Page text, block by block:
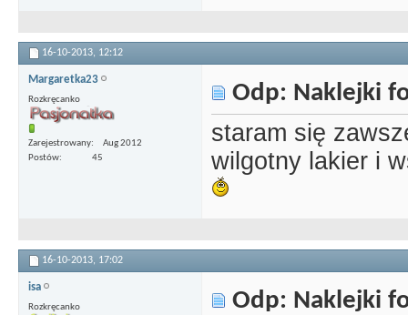
16-10-2013, 12:12
Margaretka23
Rozkręcanko
Zarejestrowany
Aug 2012
Postów
45
Odp: Naklejki
staram się
wilgotny lakier i
16-10-2013, 17:02
isa
Rozkręcanko Odp: Naklejki